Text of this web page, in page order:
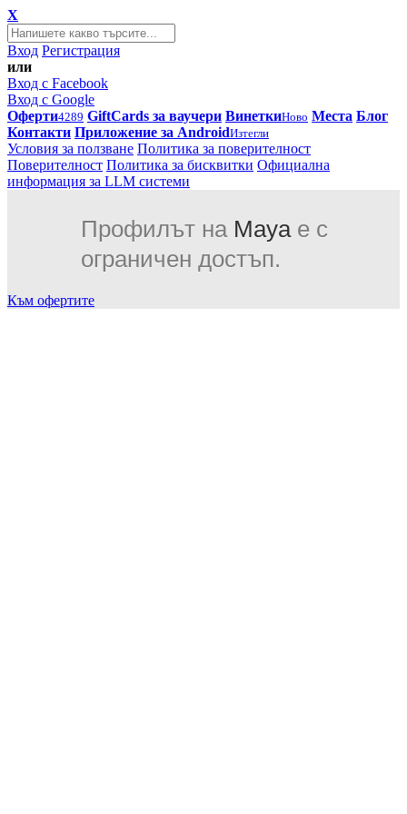
X
Вход Регистрация
или
Вход с Facebook
Вход с Google
Оферти4289 GiftCards за ваучери ВинеткиНово Места Блог
Контакти Приложение за AndroidИзтегли
Условия за ползване Политика за поверителност
Поверителност Политика за бисквитки Официална
информация за LLM системи
Профилът на Mayaе с
ограничен достъп.
Към офертите